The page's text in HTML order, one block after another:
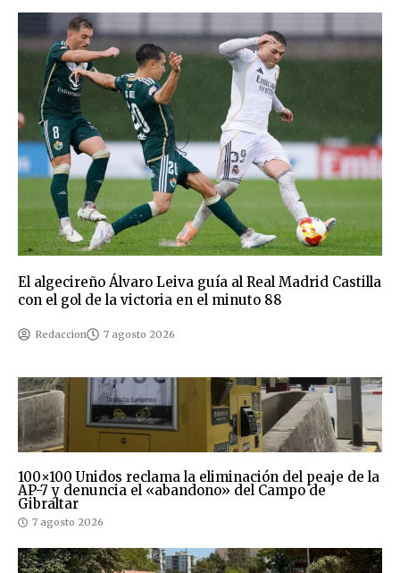
El algecireño Álvaro Leiva guía al Real Madrid Castilla
con el gol de la victoria en el minuto 88
Redaccion 7 agosto 2026
100×100 Unidos reclama la eliminación del peaje de la
AP-7 y denuncia el «abandono» del Campo de
Gibraltar
7 agosto 2026